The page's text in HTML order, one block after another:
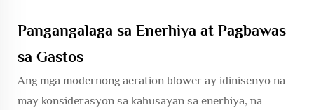
Pangangalaga sa Enerhiya at Pagbawas
sa Gastos
Ang mga modernong aeration blower ay idinisenyo na
may konsiderasyon sa kahusayan sa enerhiya, na